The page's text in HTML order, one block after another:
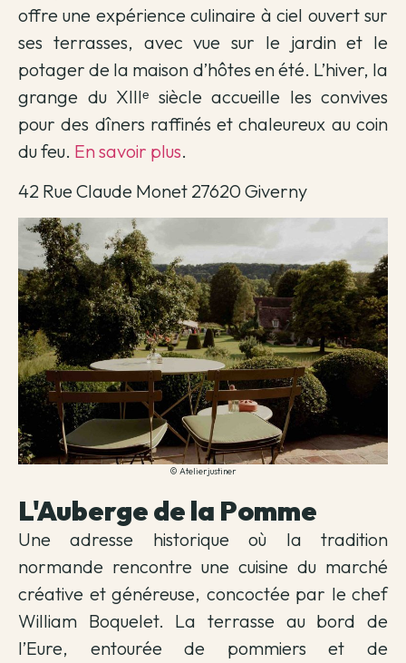
offre une expérience culinaire à ciel ouvert sur
ses terrasses, avec vue sur le jardin et le
potager de la maison d’hôtes en été. L’hiver, la
grange du XIIIᵉ siècle accueille les convives
pour des dîners raffinés et chaleureux au coin
du feu. En savoir plus.
42 Rue Claude Monet 27620 Giverny
© Atelierjustiner
L'Auberge de la Pomme
Une adresse historique où la tradition
normande rencontre une cuisine du marché
créative et généreuse, concoctée par le chef
William Boquelet. La terrasse au bord de
l’Eure, entourée de pommiers et de